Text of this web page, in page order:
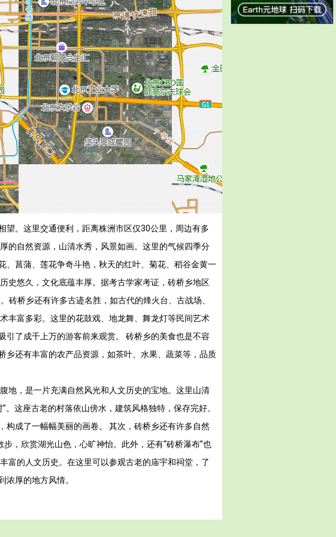
望。这里交通便利，距离株洲市区仅30公里，周边有多
的自然资源，山清水秀，风景如画。这里的气候四季分
、菖蒲、莲花争奇斗艳，秋天的红叶、菊花、稻谷金黄一
史悠久，文化底蕴丰厚。据考古学家考证，砖桥乡地区
桥乡还有许多古迹名胜，如古代的烽火台、古战场、
丰富多彩。这里的花鼓戏、地龙舞、舞龙灯等民间艺术
了成千上万的游客前来观赏。 砖桥乡的美食也是不容
乡还有丰富的农产品资源，如茶叶、水果、蔬菜等，品质
地，是一片充满自然风光和人文历史的宝地。这里山清
这座古老的村落依山傍水，建筑风格独特，保存完好。
成了一幅幅美丽的画卷。 其次，砖桥乡还有许多自然
，欣赏湖光山色，心旷神怡。此外，还有“砖桥瀑布”也
富的人文历史。在这里可以参观古老的庙宇和祠堂，了
厚的地方风情。